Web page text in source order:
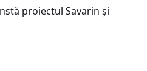
proiectul Savarin și